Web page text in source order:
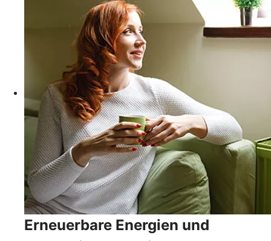
Erneuerbare Energien und